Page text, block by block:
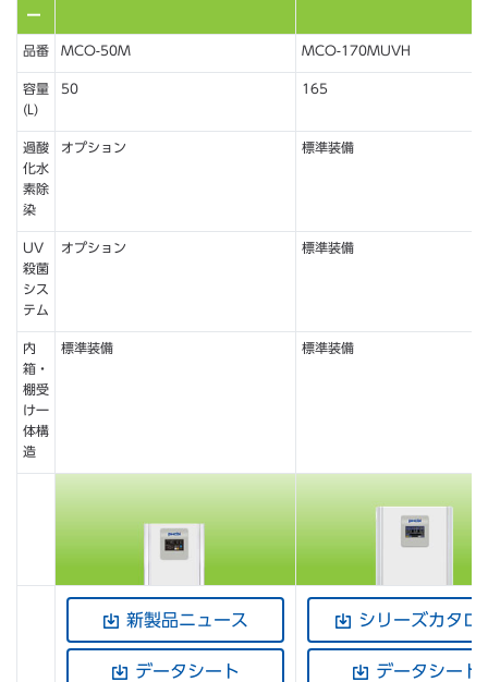
ー
品番 MCO-50M MCO-170MUVH
容量
(L)
50 165
過酸
化水
素除
染
オプション 標準装備
UV
殺菌
シス
テム
オプション 標準装備
内
箱・
棚受
け一
体構
造
標準装備 標準装備
新製品ニュース
データシート
シリーズカタロ
データシート